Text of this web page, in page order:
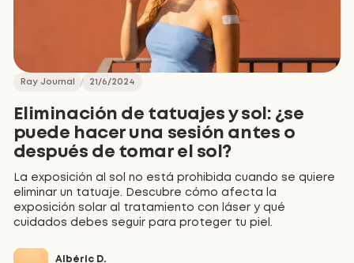
Ray Journal 21/6/2024
Eliminación de tatuajes y sol: ¿se
puede hacer una sesión antes o
después de tomar el sol?
La exposición al sol no está prohibida cuando se quiere
eliminar un tatuaje. Descubre cómo afecta la
exposición solar al tratamiento con láser y qué
cuidados debes seguir para proteger tu piel.
Albéric D.